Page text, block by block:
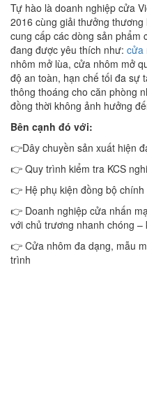
Tự hào là doanh nghiệp cửa
2016 cùng giải thưởng
cung cấp các dòng sản phẩm
đang được yêu thích như: cửa
nhôm mở lùa, cửa nhôm mở
độ an toàn, hạn chế tối đa sự
thông thoáng cho căn phòng
đồng thời không ảnh hưởng
Bên cạnh đó với:
👉Dây chuyền sản xuất hiện
👉 Quy trình kiểm tra KCS
👉 Hệ phụ kiện đồng bộ chính
👉 Doanh nghiệp cửa nhấn
với chủ trương nhanh chóng –
👉 Cửa nhôm đa dạng, mẫu
trình